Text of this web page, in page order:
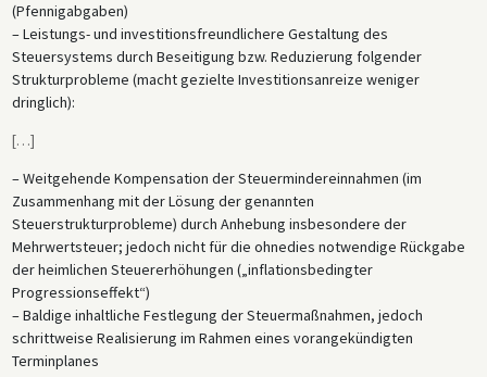
(Pfennigabgaben)
– Leistungs- und investitionsfreundlichere Gestaltung des
Steuersystems durch Beseitigung bzw. Reduzierung folgender
Strukturprobleme (macht gezielte Investitionsanreize weniger
dringlich):
[…]
– Weitgehende Kompensation der Steuermindereinnahmen (im
Zusammenhang mit der Lösung der genannten
Steuerstrukturprobleme) durch Anhebung insbesondere der
Mehrwertsteuer; jedoch nicht für die ohnedies notwendige Rückgabe
der heimlichen Steuererhöhungen („inflationsbedingter
Progressionseffekt“)
– Baldige inhaltliche Festlegung der Steuermaßnahmen, jedoch
schrittweise Realisierung im Rahmen eines vorangekündigten
Terminplanes